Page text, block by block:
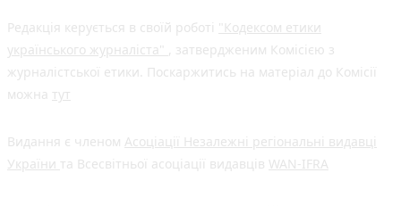
Редакція керується в своїй роботі "Кодексом етики
українського журналіста" , затвердженим Комісією з
журналістської етики. Поскаржитись на матеріал до Комісії
можна тут
Видання є членом Асоціації Незалежні регіональні видавці
України та Всесвітньої асоціації видавців WAN-IFRA